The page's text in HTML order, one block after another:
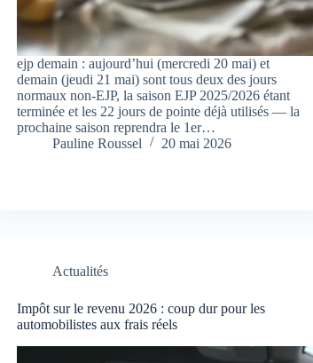
ejp demain : aujourd’hui (mercredi 20 mai) et
demain (jeudi 21 mai) sont tous deux des jours
normaux non‑EJP, la saison EJP 2025/2026 étant
terminée et les 22 jours de pointe déjà utilisés — la
prochaine saison reprendra le 1er…
Pauline Roussel
20 mai 2026
Actualités
Impôt sur le revenu 2026 : coup dur pour les
automobilistes aux frais réels